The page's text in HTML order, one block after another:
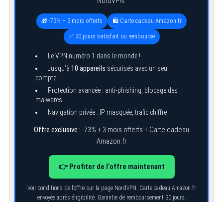
🎁 -73% + 3 mois offerts 🛍️ Carte cadeau Amazon.fr
✅ 30 jours satisfait ou remboursé
Le VPN numéro 1 dans le monde !
Jusqu’à 10 appareils sécurisés avec un seul
compte
Protection avancée : anti-phishing, blocage des
malwares
Navigation privée : IP masquée, trafic chiffré
Offre exclusive : -73% + 3 mois offerts + Carte cadeau
Amazon.fr
👉 Profiter de l’offre maintenant
Voir conditions de l’offre sur la page NordVPN. Carte cadeau Amazon.fr
envoyée après éligibilité. Garantie de remboursement 30 jours.